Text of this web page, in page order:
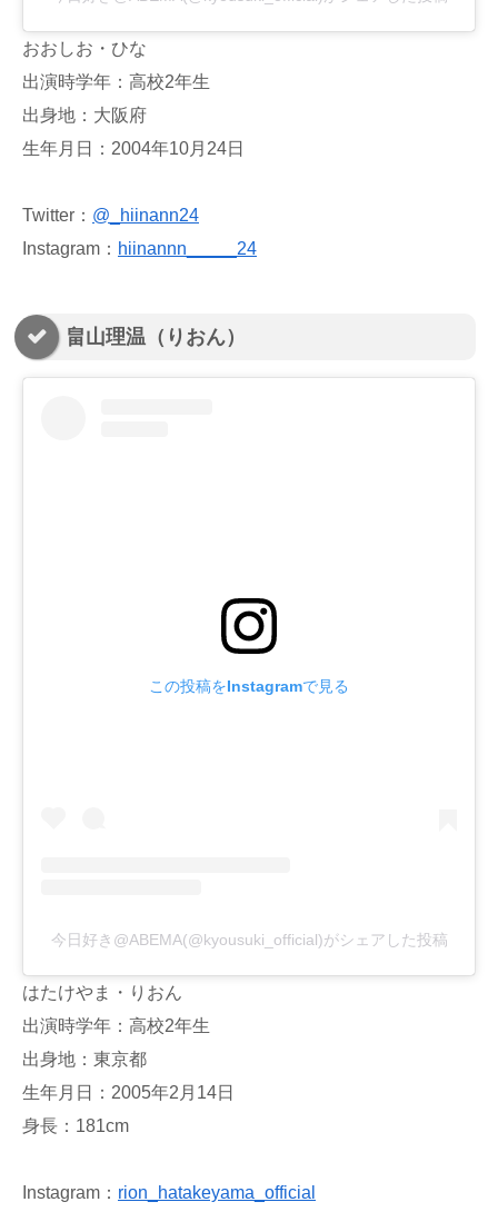
おおしお・ひな
出演時学年：高校2年生
出身地：大阪府
生年月日：2004年10月24日
Twitter： @_hiinann24
Instagram： hiinannn_____24
畠山理温（りおん）
この投稿をInstagramで見る
今日好き@ABEMA(@kyousuki_official)がシェアした投稿
はたけやま・りおん
出演時学年：高校2年生
出身地：東京都
生年月日：2005年2月14日
身長：181cm
Instagram： rion_hatakeyama_official